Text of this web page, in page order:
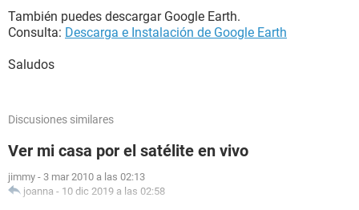
También puedes descargar Google Earth.
Consulta: Descarga e Instalación de Google Earth
Saludos
Discusiones similares
Ver mi casa por el satélite en vivo
jimmy - 3 mar 2010 a las 02:13
joanna - 10 dic 2019 a las 02:58